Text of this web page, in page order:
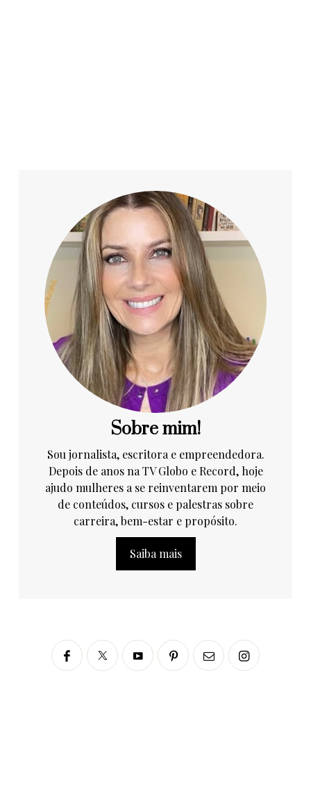
Sobre mim!
Sou jornalista, escritora e empreendedora.
Depois de anos na TV Globo e Record, hoje
ajudo mulheres a se reinventarem por meio
de conteúdos, cursos e palestras sobre
carreira, bem-estar e propósito.
Saiba mais